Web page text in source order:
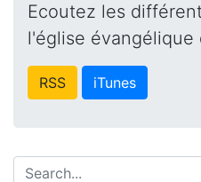
Ecoutez les
l'église évangélique
RSS iTunes